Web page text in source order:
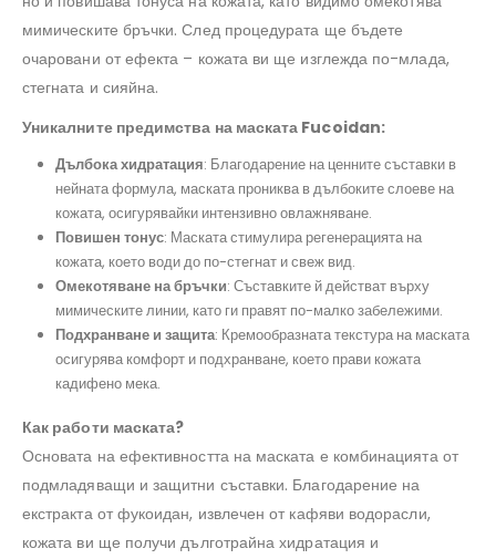
мимическите бръчки. След процедурата ще бъдете
очаровани от ефекта – кожата ви ще изглежда по-млада,
стегната и сияйна.
Уникалните предимства на маската Fucoidan:
Дълбока хидратация: Благодарение на ценните съставки в
нейната формула, маската прониква в дълбоките слоеве на
кожата, осигурявайки интензивно овлажняване.
Повишен тонус: Маската стимулира регенерацията на
кожата, което води до по-стегнат и свеж вид.
Омекотяване на бръчки: Съставките й действат върху
мимическите линии, като ги правят по-малко забележими.
Подхранване и защита: Кремообразната текстура на маската
осигурява комфорт и подхранване, което прави кожата
кадифено мека.
Как работи маската?
Основата на ефективността на маската е комбинацията от
подмладяващи и защитни съставки. Благодарение на
екстракта от фукоидан, извлечен от кафяви водорасли,
кожата ви ще получи дълготрайна хидратация и